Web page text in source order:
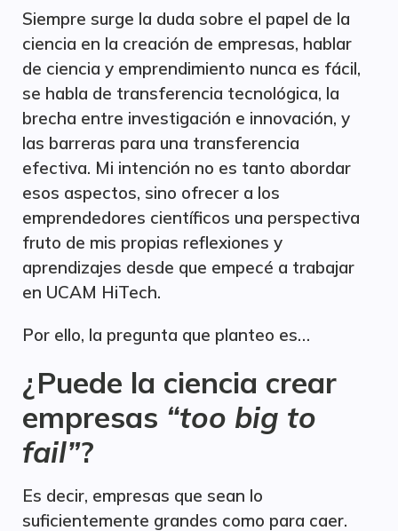
Siempre surge la duda sobre el papel de la
ciencia en la creación de empresas, hablar
de ciencia y emprendimiento nunca es fácil,
se habla de transferencia tecnológica, la
brecha entre investigación e innovación, y
las barreras para una transferencia
efectiva. Mi intención no es tanto abordar
esos aspectos, sino ofrecer a los
emprendedores científicos una perspectiva
fruto de mis propias reflexiones y
aprendizajes desde que empecé a trabajar
en UCAM HiTech.
Por ello, la pregunta que planteo es…
¿Puede la ciencia crear
empresas “too big to
fail”?
Es decir, empresas que sean lo
suficientemente grandes como para caer.